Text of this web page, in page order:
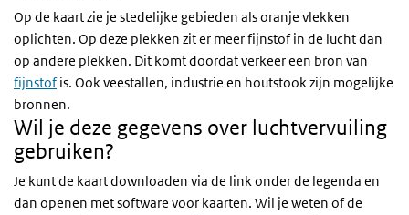
Op de kaart zie je stedelijke gebieden als oranje vlekken
oplichten. Op deze plekken zit er meer fijnstof in de lucht dan
op andere plekken. Dit komt doordat verkeer een bron van
fijnstofis. Ook veestallen, industrie en houtstook zijn mogelijke
bronnen.
Wil je deze gegevens over luchtvervuiling
gebruiken?
Je kunt de kaart downloaden via de link onder de legenda en
dan openen met software voor kaarten. Wil je weten of de